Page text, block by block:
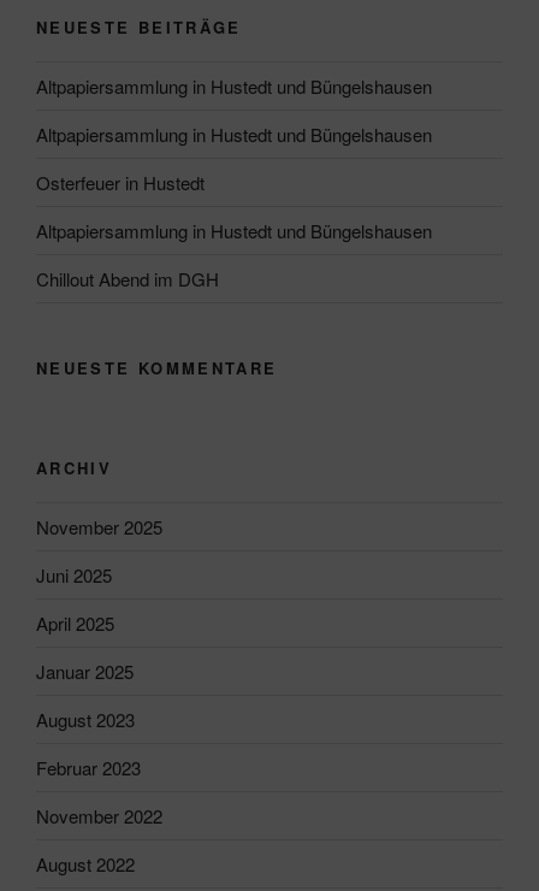
NEUESTE BEITRÄGE
Altpapiersammlung in Hustedt und Büngelshausen
Altpapiersammlung in Hustedt und Büngelshausen
Osterfeuer in Hustedt
Altpapiersammlung in Hustedt und Büngelshausen
Chillout Abend im DGH
NEUESTE KOMMENTARE
ARCHIV
November 2025
Juni 2025
April 2025
Januar 2025
August 2023
Februar 2023
November 2022
August 2022